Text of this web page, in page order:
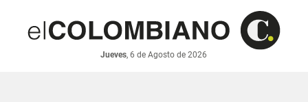
Jueves, 6 de Agosto de 2026